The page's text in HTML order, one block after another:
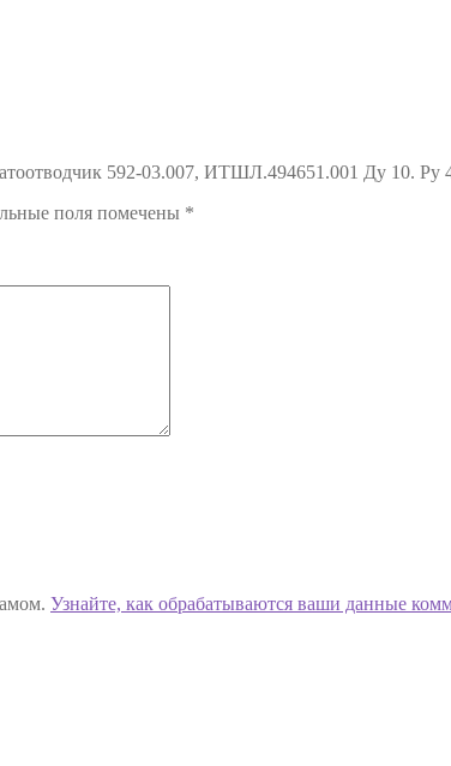
592-03.007, ИТШЛ.494651.001 Ду 10. Ру
поля помечены *
Узнайте, как обрабатываются ваши данные